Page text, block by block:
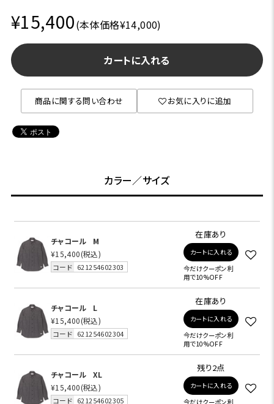
¥15,400(本体価格¥14,000)
カートに入れる
商品に関する問い合わせ お気に入りに追加
カラー／サイズ
チャコール
M
¥15,400(税込)
コード 621254602303
在庫あり
カートに入れる
今だけクーポン利
用で10%OFF
チャコール
L
¥15,400(税込)
コード 621254602304
在庫あり
カートに入れる
今だけクーポン利
用で10%OFF
チャコール
XL
¥15,400(税込)
コード 621254602305
残り2点
カートに入れる
今だけクーポン利